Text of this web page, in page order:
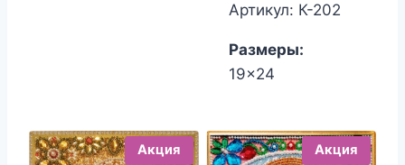
Артикул: К-202
Размеры:
19x24
Акция Акция